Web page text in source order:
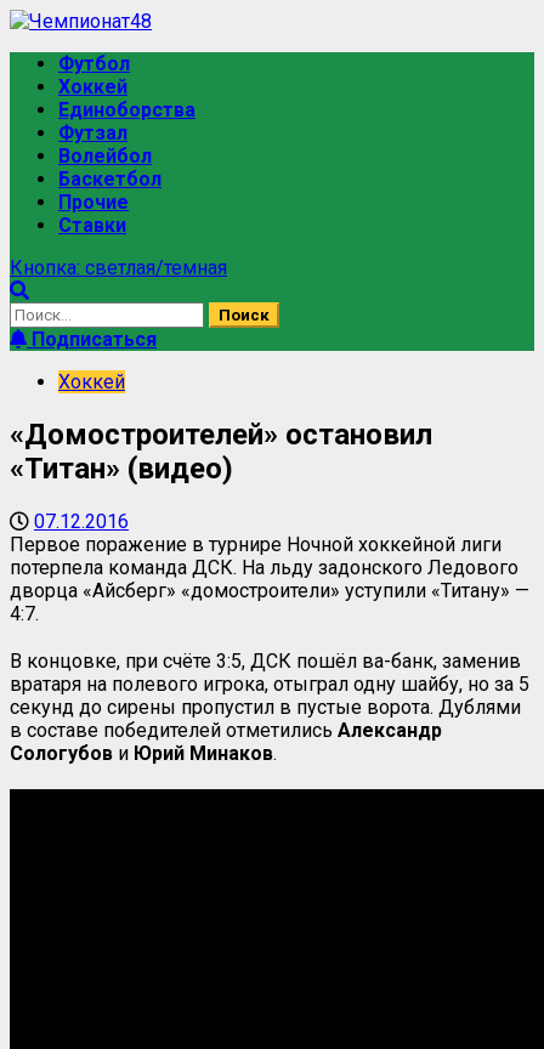
Футбол
Хоккей
Единоборства
Футзал
Волейбол
Баскетбол
Прочие
Ставки
Кнопка: светлая/темная
Подписаться
Хоккей
«Домостроителей» остановил
«Титан» (видео)
07.12.2016
Первое поражение в турнире Ночной хоккейной лиги
потерпела команда ДСК. На льду задонского Ледового
дворца «Айсберг» «домостроители» уступили «Титану» —
4:7.
В концовке, при счёте 3:5, ДСК пошёл ва-банк, заменив
вратаря на полевого игрока, отыграл одну шайбу, но за 5
секунд до сирены пропустил в пустые ворота. Дублями
в составе победителей отметились Александр
Сологубов и Юрий Минаков.